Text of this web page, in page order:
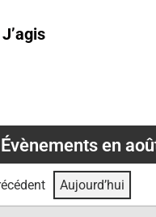
J’agis
Évènements en
Aujourd’hui